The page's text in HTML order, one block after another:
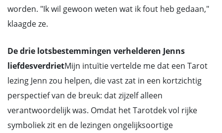
worden. "Ik wil gewoon weten wat ik fout heb gedaan,"
klaagde ze.
De drie lotsbestemmingen verhelderen Jenns
liefdesverdrietMijn intuïtie vertelde me dat een Tarot
lezing Jenn zou helpen, die vast zat in een kortzichtig
perspectief van de breuk: dat zijzelf alleen
verantwoordelijk was. Omdat het Tarotdek vol rijke
symboliek zit en de lezingen ongelijksoortige